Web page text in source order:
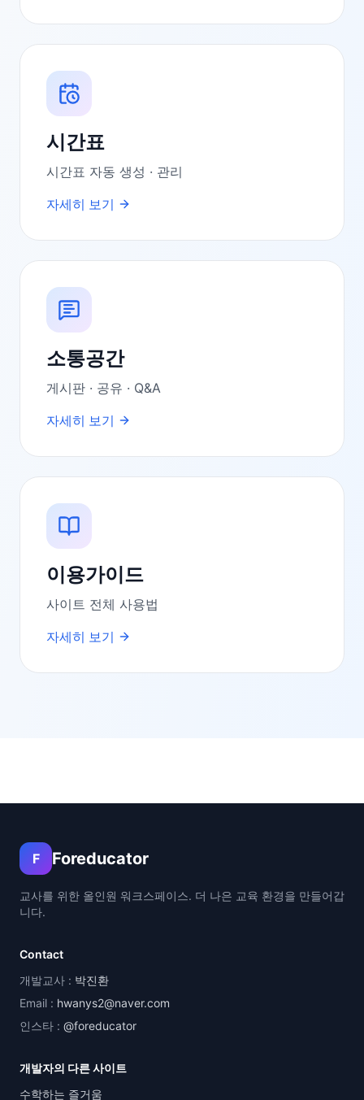
시간표
시간표 자동 생성 · 관리
자세히 보기
소통공간
게시판 · 공유 · Q&A
자세히 보기
이용가이드
사이트 전체 사용법
자세히 보기
F Foreducator
교사를 위한 올인원 워크스페이스. 더 나은 교육 환경을 만들어갑
니다.
Contact
개발교사 : 박진환
Email : hwanys2@naver.com
인스타 : @foreducator
개발자의 다른 사이트
수학하는 즐거움